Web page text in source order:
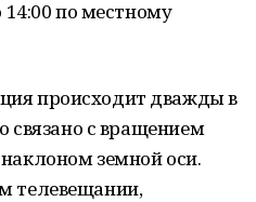
14:00 по местному
происходит дважды в
связано с вращением
земной оси.
телевещании,